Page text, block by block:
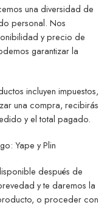
una diversidad de
personal. Nos
y precio de
garantizar la
incluyen impuestos,
una compra, recibirás
y el total pagado.
Yape y Plin
después de
y te daremos la
o proceder con